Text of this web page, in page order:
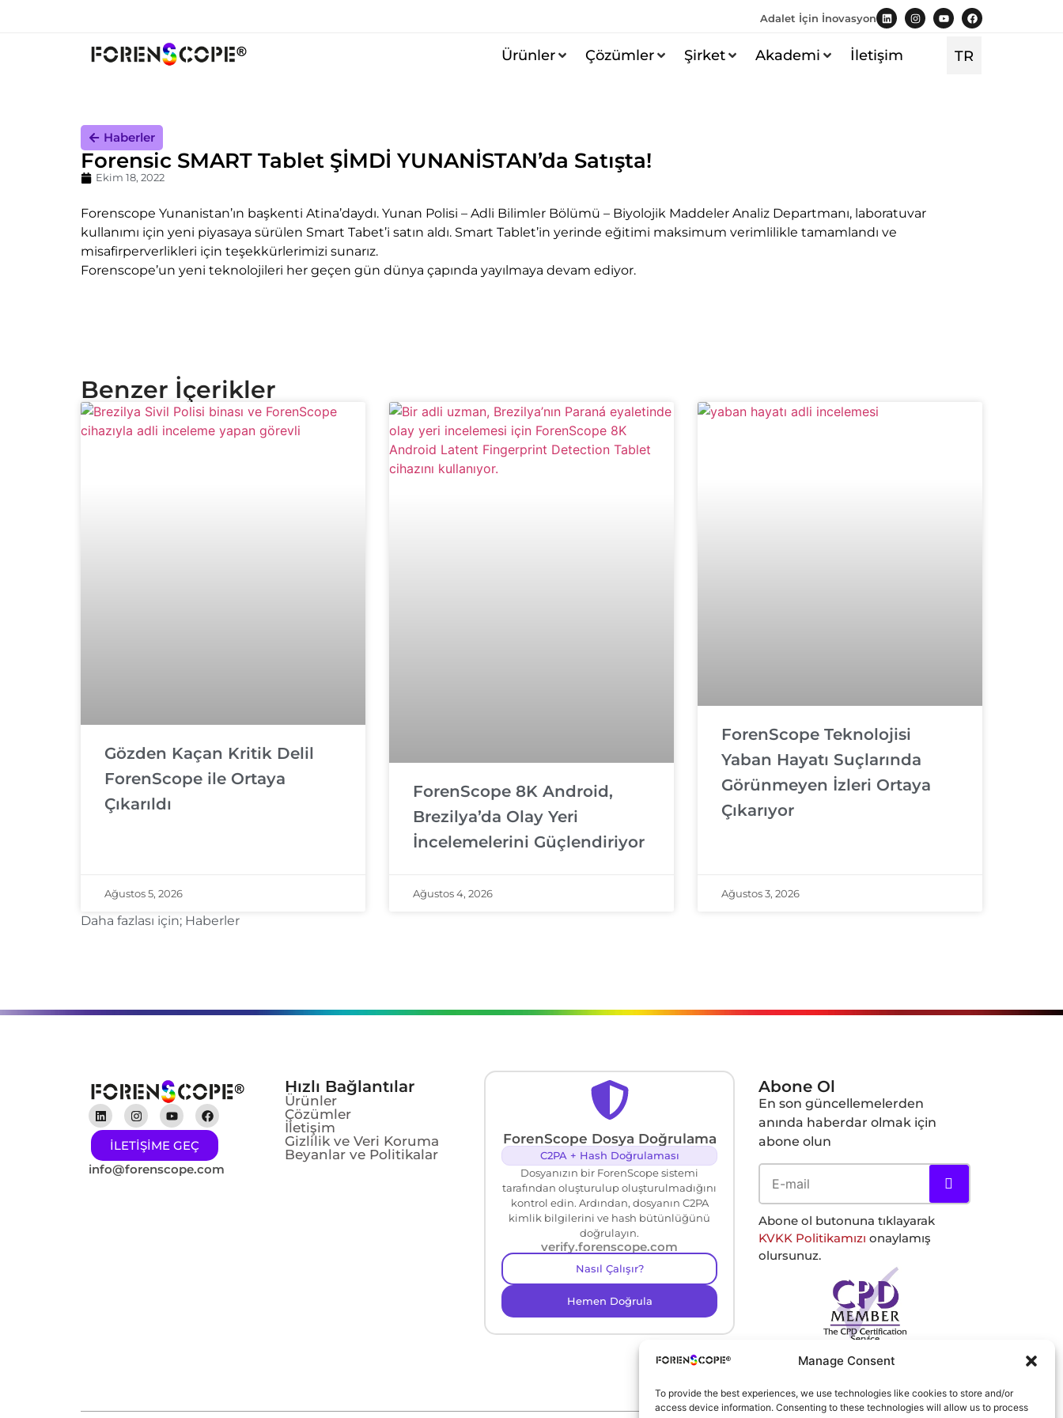
Manage Consent
To provide the best experiences, we use technologies like cookies to store and/or
access device information. Consenting to these technologies will allow us to process
Adalet İçin İnovasyon
Ürünler Çözümler Şirket Akademi İletişim TR
EN
Haberler
Forensic SMART Tablet ŞİMDİ YUNANİSTAN’da Satışta!
Ekim 18, 2022
Forenscope Yunanistan’ın başkenti Atina’daydı. Yunan Polisi – Adli Bilimler Bölümü – Biyolojik Maddeler Analiz Departmanı, laboratuvar
kullanımı için yeni piyasaya sürülen Smart Tabet’i satın aldı. Smart Tablet’in yerinde eğitimi maksimum verimlilikle tamamlandı ve
misafirperverlikleri için teşekkürlerimizi sunarız.
Forenscope’un yeni teknolojileri her geçen gün dünya çapında yayılmaya devam ediyor.
Benzer İçerikler
Gözden Kaçan Kritik Delil
ForenScope ile Ortaya
Çıkarıldı
Ağustos 5, 2026
ForenScope 8K Android,
Brezilya’da Olay Yeri
İncelemelerini Güçlendiriyor
Ağustos 4, 2026
ForenScope Teknolojisi
Yaban Hayatı Suçlarında
Görünmeyen İzleri Ortaya
Çıkarıyor
Ağustos 3, 2026
Daha fazlası için; Haberler
ILETIŞIME GEÇ
info@forenscope.com
Hızlı Bağlantılar
Ürünler
Çözümler
İletişim
Gizlilik ve Veri Koruma
Beyanlar ve Politikalar
ForenScope Dosya Doğrulama
C2PA + Hash Doğrulaması
Dosyanızın bir ForenScope sistemi
tarafından oluşturulup oluşturulmadığını
kontrol edin. Ardından, dosyanın C2PA
kimlik bilgilerini ve hash bütünlüğünü
doğrulayın.
verify.forenscope.com
Nasıl Çalışır?
Hemen Doğrula
Abone Ol
En son güncellemelerden
anında haberdar olmak için
abone olun
Abone ol butonuna tıklayarak
KVKK Politikamızı onaylamış
olursunuz.